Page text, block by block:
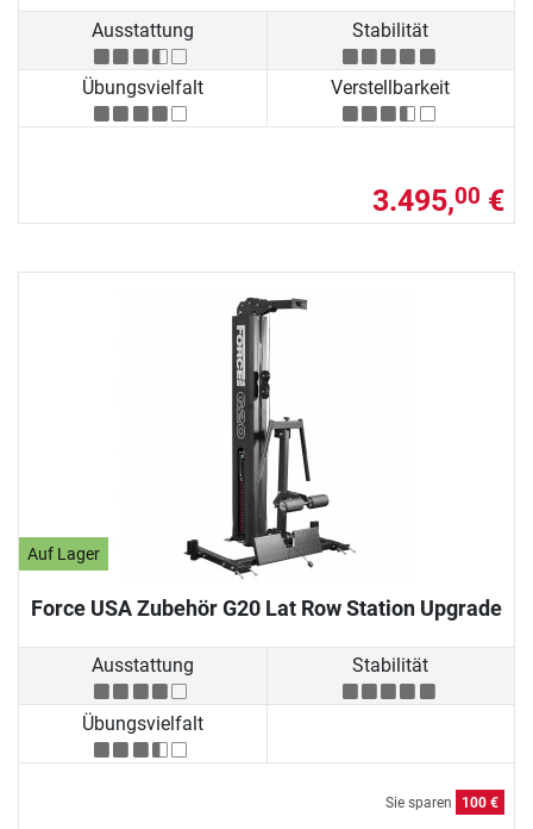
Ausstattung Stabilität
Übungsvielfalt Verstellbarkeit
3.495,00 €
Auf Lager
Force USA Zubehör G20 Lat Row Station Upgrade
Ausstattung Stabilität
Übungsvielfalt
Sie sparen 100 €